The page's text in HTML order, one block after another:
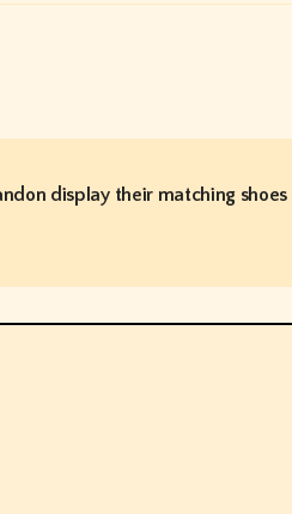
display their matching shoes